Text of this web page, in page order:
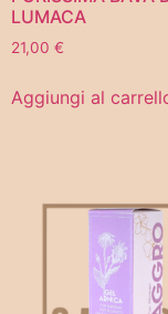
LUMACA
21,00 €
Aggiungi al